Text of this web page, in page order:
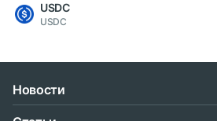
USDC
USDC
Новости